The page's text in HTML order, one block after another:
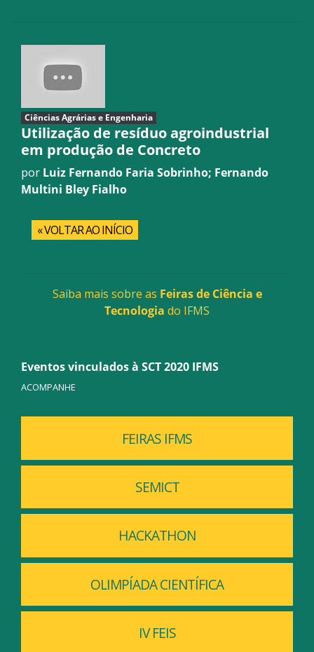
Ciências Agrárias e Engenharia
Utilização de resíduo agroindustrial
em produção de Concreto
por Luiz Fernando Faria Sobrinho; Fernando
Multini Bley Fialho
« VOLTAR AO INÍCIO
Saiba mais sobre as Feiras de Ciência e
Tecnologia do IFMS
Eventos vinculados à SCT 2020 IFMS
ACOMPANHE
FEIRAS IFMS
SEMICT
HACKATHON
OLIMPÍADA CIENTÍFICA
IV FEIS